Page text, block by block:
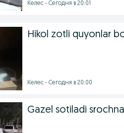
Келес - Сегодня в 20:01
Hikol zotli quyonlar
Келес - Сегодня в 20:00
Gazel sotiladi srochna